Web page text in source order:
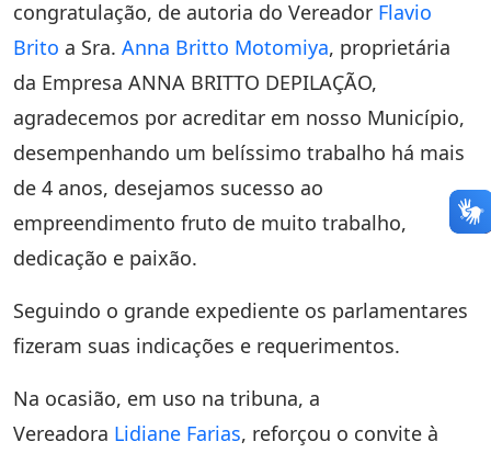
congratulação, de autoria do Vereador Flavio
Brito a Sra. Anna Britto Motomiya, proprietária
da Empresa ANNA BRITTO DEPILAÇÃO,
agradecemos por acreditar em nosso Município,
desempenhando um belíssimo trabalho há mais
de 4 anos, desejamos sucesso ao
empreendimento fruto de muito trabalho,
dedicação e paixão.
Seguindo o grande expediente os parlamentares
fizeram suas indicações e requerimentos.
Na ocasião, em uso na tribuna, a
Vereadora Lidiane Farias, reforçou o convite à